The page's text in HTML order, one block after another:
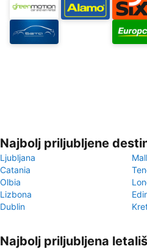
Najbolj priljubljene
Ljubljana
Catania
Olbia
Lizbona
Dublin
Najbolj priljubljena